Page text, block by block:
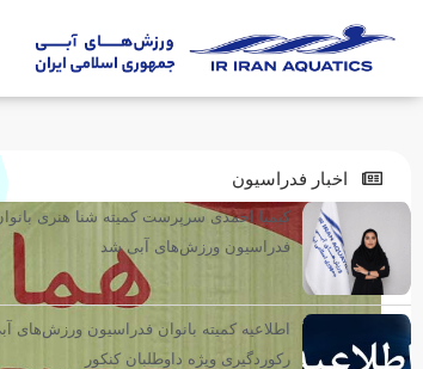
اخبار فدراسیون
کیمیا احمدی سرپرست کمیته شنا هنری
فدراسیون ورزش‌های آبی شد
اطلاعیه کمیته بانوان فدراسیون ورزش‌های
رکوردگیری ویژه داوطلبان کنکور